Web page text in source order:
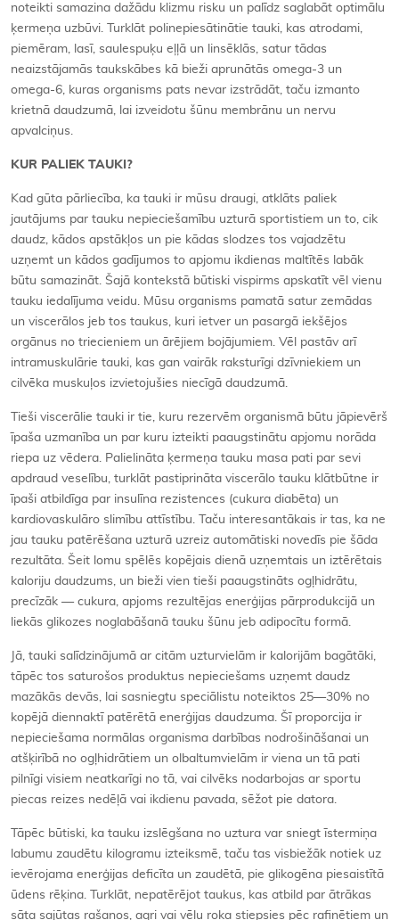
noteikti samazina dažādu klizmu risku un palīdz saglabāt optimālu
ķermeņa uzbūvi. Turklāt polinepiesātinātie tauki, kas atrodami,
piemēram, lasī, saulespuķu eļļā un linsēklās, satur tādas
neaizstājamās taukskābes kā bieži aprunātās omega-3 un
omega-6, kuras organisms pats nevar izstrādāt, taču izmanto
krietnā daudzumā, lai izveidotu šūnu membrānu un nervu
apvalciņus.
KUR PALIEK TAUKI?
Kad gūta pārliecība, ka tauki ir mūsu draugi, atklāts paliek
jautājums par tauku nepieciešamību uzturā sportistiem un to, cik
daudz, kādos apstākļos un pie kādas slodzes tos vajadzētu
uzņemt un kādos gadījumos to apjomu ikdienas maltītēs labāk
būtu samazināt. Šajā kontekstā būtiski vispirms apskatīt vēl vienu
tauku iedalījuma veidu. Mūsu organisms pamatā satur zemādas
un viscerālos jeb tos taukus, kuri ietver un pasargā iekšējos
orgānus no triecieniem un ārējiem bojājumiem. Vēl pastāv arī
intramuskulārie tauki, kas gan vairāk raksturīgi dzīvniekiem un
cilvēka muskuļos izvietojušies niecīgā daudzumā.
Tieši viscerālie tauki ir tie, kuru rezervēm organismā būtu jāpievērš
īpaša uzmanība un par kuru izteikti paaugstinātu apjomu norāda
riepa uz vēdera. Palielināta ķermeņa tauku masa pati par sevi
apdraud veselību, turklāt pastiprināta viscerālo tauku klātbūtne ir
īpaši atbildīga par insulīna rezistences (cukura diabēta) un
kardiovaskulāro slimību attīstību. Taču interesantākais ir tas, ka ne
jau tauku patērēšana uzturā uzreiz automātiski novedīs pie šāda
rezultāta. Šeit lomu spēlēs kopējais dienā uzņemtais un iztērētais
kaloriju daudzums, un bieži vien tieši paaugstināts ogļhidrātu,
precīzāk — cukura, apjoms rezultējas enerģijas pārprodukcijā un
liekās glikozes noglabāšanā tauku šūnu jeb adipocītu formā.
Jā, tauki salīdzinājumā ar citām uzturvielām ir kalorijām bagātāki,
tāpēc tos saturošos produktus nepieciešams uzņemt daudz
mazākās devās, lai sasniegtu speciālistu noteiktos 25—30% no
kopējā diennaktī patērētā enerģijas daudzuma. Šī proporcija ir
nepieciešama normālas organisma darbības nodrošināšanai un
atšķirībā no ogļhidrātiem un olbaltumvielām ir viena un tā pati
pilnīgi visiem neatkarīgi no tā, vai cilvēks nodarbojas ar sportu
piecas reizes nedēļā vai ikdienu pavada, sēžot pie datora.
Tāpēc būtiski, ka tauku izslēgšana no uztura var sniegt īstermiņa
labumu zaudētu kilogramu izteiksmē, taču tas visbiežāk notiek uz
ievērojama enerģijas deficīta un zaudētā, pie glikogēna piesaistītā
ūdens rēķina. Turklāt, nepatērējot taukus, kas atbild par ātrākas
sāta sajūtas rašanos, agri vai vēlu roka stiepsies pēc rafinētiem un